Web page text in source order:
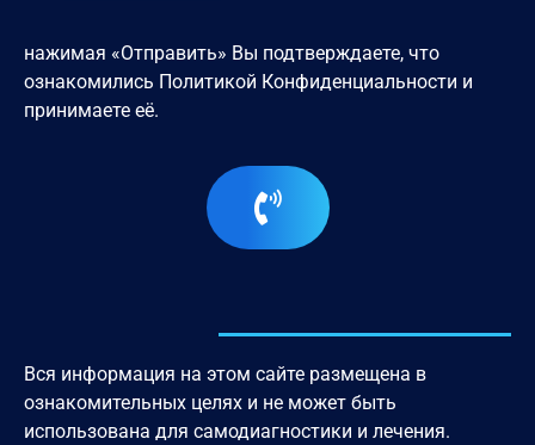
нажимая «Отправить» Вы подтверждаете, что
ознакомились Политикой Конфиденциальности и
принимаете её.
Вся информация на этом сайте размещена в
ознакомительных целях и не может быть
использована для самодиагностики и лечения.